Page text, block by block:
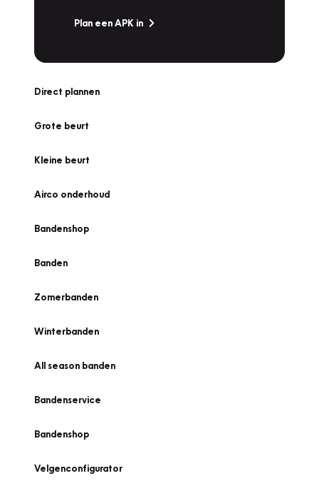
Plan een APK in
Direct plannen
Grote beurt
Kleine beurt
Airco onderhoud
Bandenshop
Banden
Zomerbanden
Winterbanden
All season banden
Bandenservice
Bandenshop
Velgenconfigurator